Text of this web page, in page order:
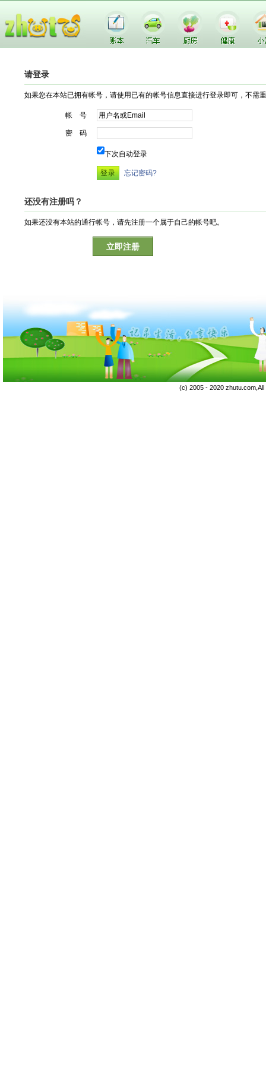
请登录
如果您在本站已拥有帐号，请使用已有的帐号信息直接进行登录即可，不需
帐 号
密 码
下次自动登录
忘记密码?
还没有注册吗？
如果还没有本站的通行帐号，请先注册一个属于自己的帐号吧。
立即注册
(c) 2005 - 2020